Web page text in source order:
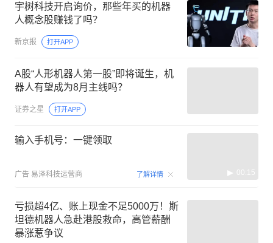
宇树科技开启询价，那些年买的机器
人概念股赚钱了吗？
新京报 打开APP
A股“人形机器人第一股”即将诞生，机
器人有望成为8月主线吗？
证券之星 打开APP
输入手机号：一键领取
广告 易泽科技运营商 了解详情 00:15
亏损超4亿、账上现金不足5000万！斯
坦德机器人急赴港股救命，高管薪酬
暴涨惹争议